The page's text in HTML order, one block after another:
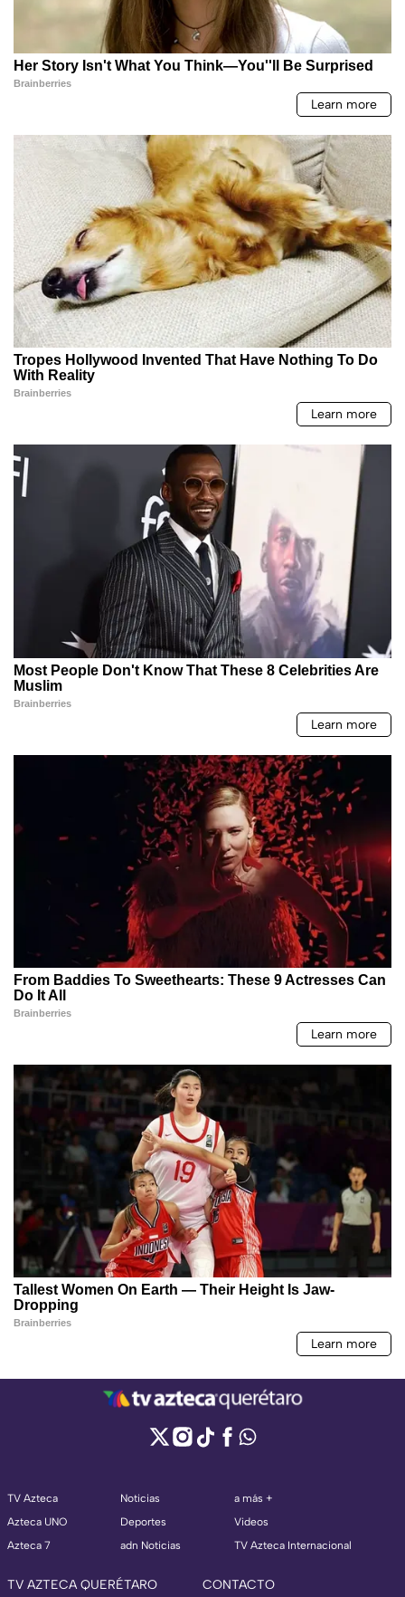
TV Azteca
Azteca UNO
Azteca 7
Noticias
Deportes
adn Noticias
a más +
Videos
TV Azteca Internacional
TV AZTECA QUERÉTARO CONTACTO